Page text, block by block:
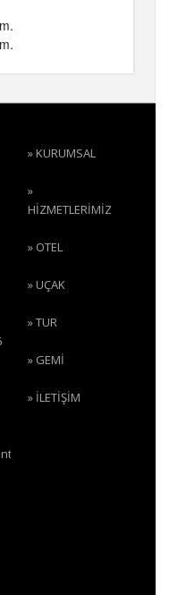
»KURUMSAL
»
HİZMETLERİMİZ
» OTEL
»UÇAK
»TUR
» GEMİ
» İLETİŞİM